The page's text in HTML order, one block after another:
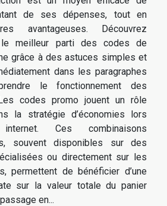
de ses dépenses, tout en
avantageuses. Découvrez
meilleur parti des codes de
grâce à des astuces simples et
dans les paragraphes
le fonctionnement des
codes promo jouent un rôle
la stratégie d’économies lors
Ces combinaisons
souvent disponibles sur des
ou directement sur les
permettent de bénéficier d’une
sur la valeur totale du panier
en...